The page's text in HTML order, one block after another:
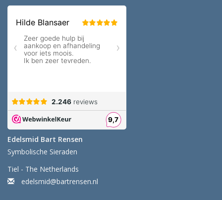
Edelsmid Bart Rensen
Symbolische Sieraden
Tiel - The Netherlands
edelsmid@bartrensen.nl